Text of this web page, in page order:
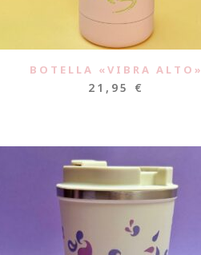
BOTELLA «VIBRA ALTO»
21,95 €